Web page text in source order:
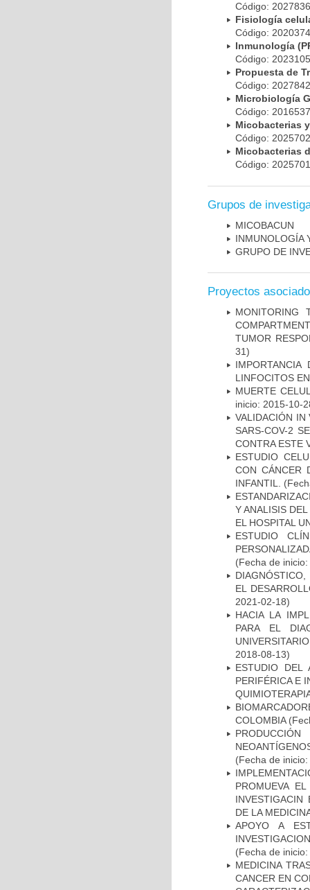
Código:
Fisiología
Código:
Inmunología
Código:
Propuesta de
Código:
Microbiología
Código:
Micobacterias
Código:
Micobacterias
Código:
Grupos de
MICOBAC­UN
INMUNOLOGÍA
GRUPO DE
Proyectos
MONITORING
TUMOR
31)
LINFOCITOS
MUERTE
inicio: 2015-10-
VALIDACIÓN IN
SARS-COV-2
CONTRA ESTE
ESTUDIO
CON CÁNCER
INFANTIL.
Y ANALISIS
EL HOSPITAL
ESTUDIO
(Fecha de
EL
2021-02-18)
HACIA LA
PARA EL
2018-08-13)
ESTUDIO DEL
PERIFÉRICA E
COLOMBIA
(Fecha de
PROMUEVA
INVESTIGACIN
DE LA
APOYO A
(Fecha de
MEDICINA
CANCER EN